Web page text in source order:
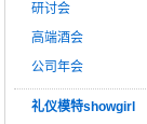
研讨会
高端酒会
公司年会
礼仪模特showgirl